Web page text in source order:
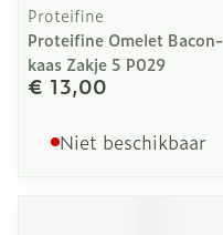
Proteifine
Proteifine Omelet Bacon-
kaas Zakje 5 P029
€ 13,00
Niet beschikbaar